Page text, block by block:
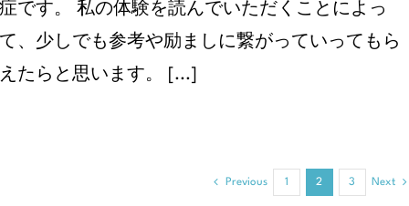
症です。 私の体験を読んでいただくことによっ
て、少しでも参考や励ましに繋がっていってもら
えたらと思います。 [...]
Previous 1 2 3 Next